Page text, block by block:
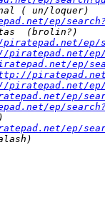
ep/
ep/
ep/
ep/
piratepad.net/
ep/
ep/
ep/
ep/